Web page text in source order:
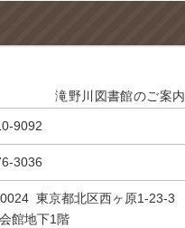
滝野川図書館のご案内
9092
3036
東京都北区西ヶ原1-23-3
館地下1階